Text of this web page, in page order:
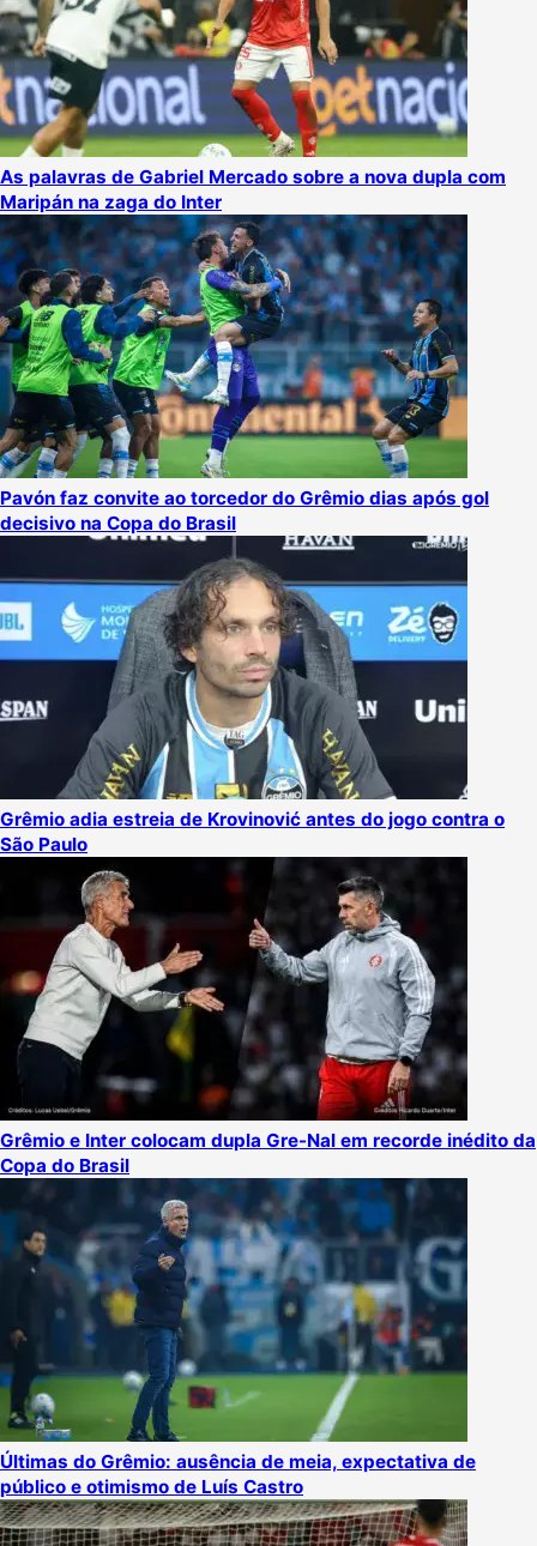
As palavras de Gabriel Mercado sobre a nova dupla com
Maripán na zaga do Inter
Pavón faz convite ao torcedor do Grêmio dias após gol
decisivo na Copa do Brasil
Grêmio adia estreia de Krovinović antes do jogo contra o
São Paulo
Grêmio e Inter colocam dupla Gre-Nal em recorde inédito da
Copa do Brasil
Últimas do Grêmio: ausência de meia, expectativa de
público e otimismo de Luís Castro